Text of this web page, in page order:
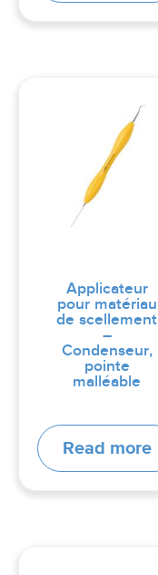
Applicateur
pour matériau
de scellement
–
Condenseur,
pointe
malléable
Read more